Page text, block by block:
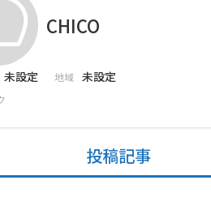
CHICO
未設定 地域 未設定
投稿記事